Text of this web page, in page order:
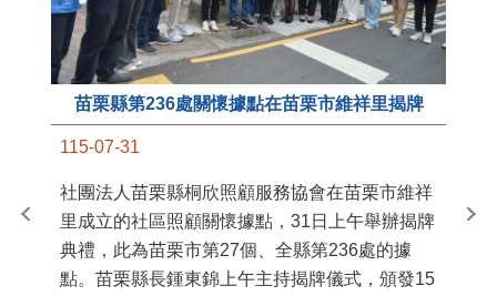
苗栗縣第236處關懷據點在苗栗市維祥里揭牌
115-07-31
社團法人苗栗縣桐欣照顧服務協會在苗栗市維祥
里成立的社區照顧關懷據點，31日上午舉辦揭牌
典禮，此為苗栗市第27個、全縣第236處的據
點。苗栗縣長鍾東錦上午主持揭牌儀式，頒發15
苗